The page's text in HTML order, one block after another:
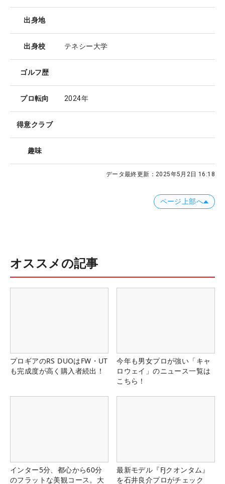
出身地
出身校 テネシー大学
ゴルフ歴
プロ転向 2024年
得意クラブ
趣味
データ最終更新： 2025年5月2日 16:18
ページ上部へ
オススメの記事
プロギアのRS DUOはFW・UT
も完成度が高く購入者続出！
今年も男女プロが強い「キャ
ロウェイ」のニュース一覧は
こちら！
インター5分、都心から60分
のフラットな美観コース。大
最新モデル『FJクオンタム』
を石井良介プロがチェック